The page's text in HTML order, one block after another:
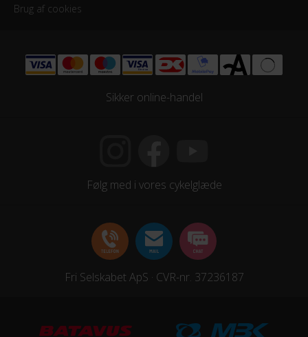
Brug af cookies
Sikker online-handel
Følg med i vores cykelglæde
Fri Selskabet ApS · CVR-nr. 37236187